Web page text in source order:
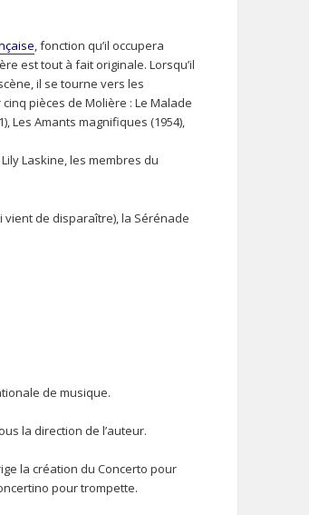
, fonction qu’il occupera
est tout à fait originale. Lorsqu’il
il se tourne vers les
pièces de Molière : Le Malade
Les Amants magnifiques (1954),
Laskine, les membres du
vient de disparaître), la Sérénade
de musique.
la direction de l’auteur.
la création du Concerto pour
pour trompette.